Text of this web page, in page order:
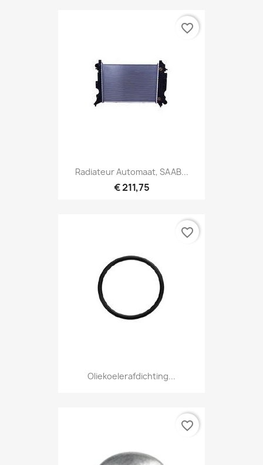
Radiateur Automaat, SAAB...
€ 211,75
favorite_border
Oliekoelerafdichting...
favorite_border
favorite_border